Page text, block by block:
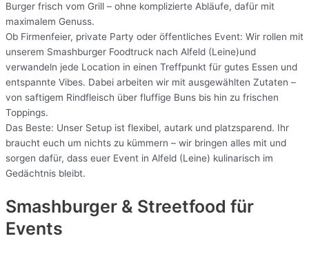
Burger frisch vom Grill – ohne komplizierte Abläufe, dafür mit
maximalem Genuss.
Ob Firmenfeier, private Party oder öffentliches Event: Wir rollen mit
unserem Smashburger Foodtruck nach Alfeld (Leine)und
verwandeln jede Location in einen Treffpunkt für gutes Essen und
entspannte Vibes. Dabei arbeiten wir mit ausgewählten Zutaten –
von saftigem Rindfleisch über fluffige Buns bis hin zu frischen
Toppings.
Das Beste: Unser Setup ist flexibel, autark und platzsparend. Ihr
braucht euch um nichts zu kümmern – wir bringen alles mit und
sorgen dafür, dass euer Event in Alfeld (Leine) kulinarisch im
Gedächtnis bleibt.
Smashburger & Streetfood für
Events